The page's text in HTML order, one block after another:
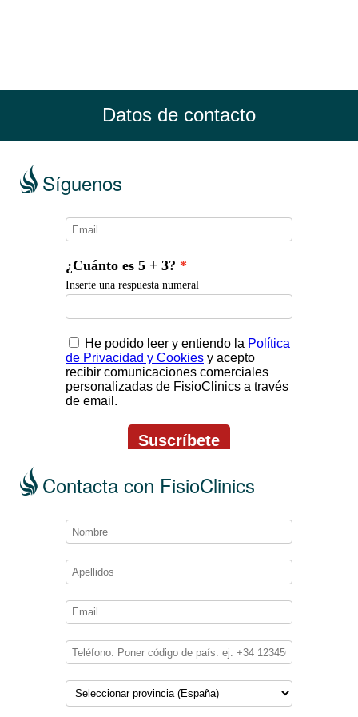
Datos de contacto
Síguenos
Contacta con FisioClinics